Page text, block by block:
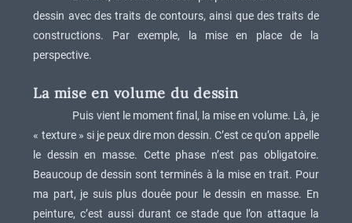
dessin avec des traits de contours, ainsi que des traits de
constructions. Par exemple, la mise en place de la
perspective.
La mise en volume du dessin
Puis vient le moment final, la mise en volume. Là, je
« texture » si je peux dire mon dessin. C’est ce qu’on appelle
le dessin en masse. Cette phase n’est pas obligatoire.
Beaucoup de dessin sont terminés à la mise en trait. Pour
ma part, je suis plus douée pour le dessin en masse. En
peinture, c’est aussi durant ce stade que l’on attaque la